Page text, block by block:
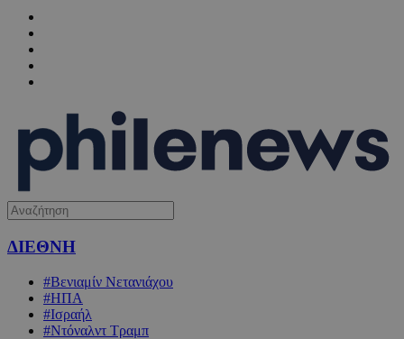
ΔΙΕΘΝΗ
#Βενιαμίν Νετανιάχου
#ΗΠΑ
#Ισραήλ
#Ντόναλντ Τραμπ